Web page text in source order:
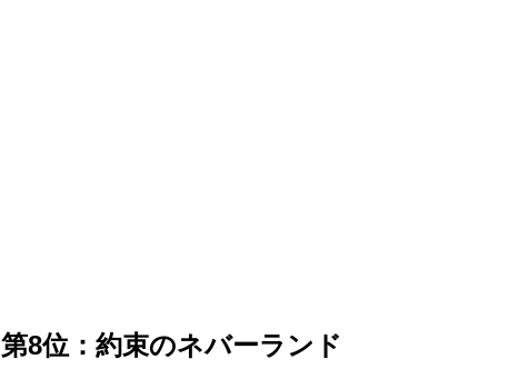
第8位：約束のネバーランド